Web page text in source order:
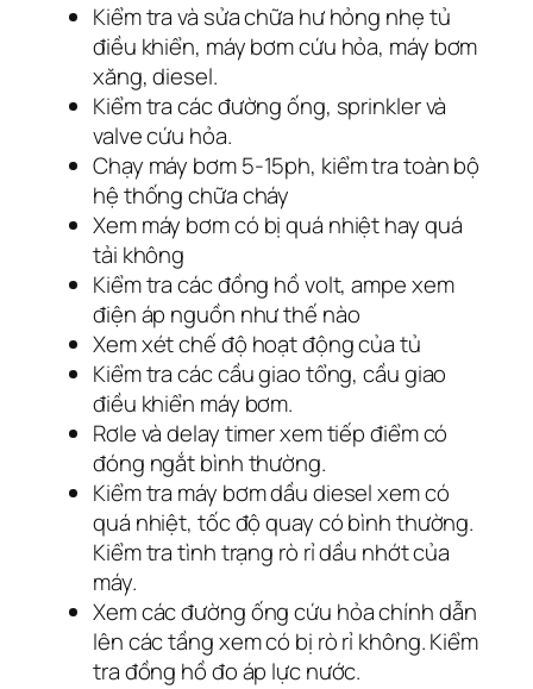
Kiểm tra và sửa chữa hư hỏng nhẹ tủ
điều khiển, máy bơm cứu hỏa, máy bơm
xăng, diesel.
Kiểm tra các đường ống, sprinkler và
valve cứu hỏa.
Chạy máy bơm 5-15ph, kiểm tra toàn bộ
hệ thống chữa cháy
Xem máy bơm có bị quá nhiệt hay quá
tải không
Kiểm tra các đồng hồ volt, ampe xem
điện áp nguồn như thế nào
Xem xét chế độ hoạt động của tủ
Kiểm tra các cầu giao tổng, cầu giao
điều khiển máy bơm.
Rơle và delay timer xem tiếp điểm có
đóng ngắt bình thường.
Kiểm tra máy bơm dầu diesel xem có
quá nhiệt, tốc độ quay có bình thường.
Kiểm tra tình trạng rò rỉ dầu nhớt của
máy.
Xem các đường ống cứu hỏa chính dẫn
lên các tầng xem có bị rò rỉ không. Kiểm
tra đồng hồ đo áp lực nước.